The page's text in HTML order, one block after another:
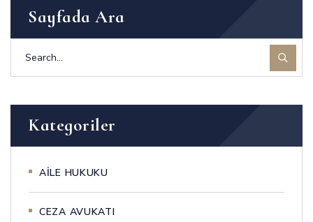
Sayfada Ara
Kategoriler
AİLE HUKUKU
CEZA AVUKATI